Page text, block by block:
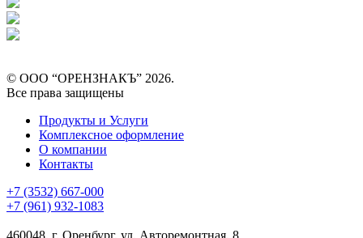
© ООО “ОРЕНЗНАКЪ” 2026.
Все права защищены
Продукты и Услуги
Комплексное оформление
О компании
Контакты
+7 (3532) 667-000
+7 (961) 932-1083
460048, г. Оренбург, ул. Авторемонтная, 8